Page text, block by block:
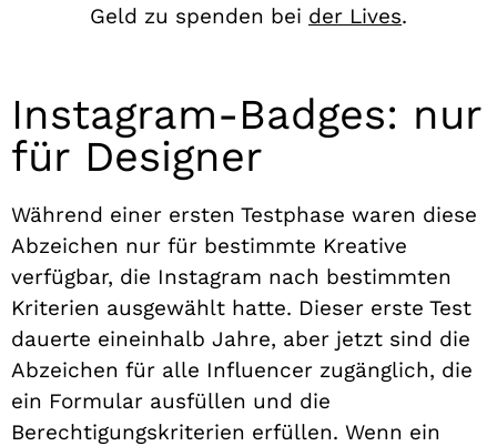
Geld zu spenden bei der Lives.
Instagram-Badges: nur
für Designer
Während einer ersten Testphase waren diese
Abzeichen nur für bestimmte Kreative
verfügbar, die Instagram nach bestimmten
Kriterien ausgewählt hatte. Dieser erste Test
dauerte eineinhalb Jahre, aber jetzt sind die
Abzeichen für alle Influencer zugänglich, die
ein Formular ausfüllen und die
Berechtigungskriterien erfüllen. Wenn ein